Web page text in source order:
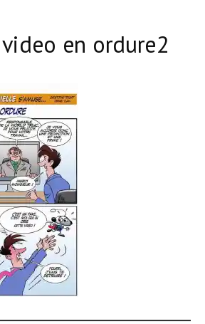
en ordure2